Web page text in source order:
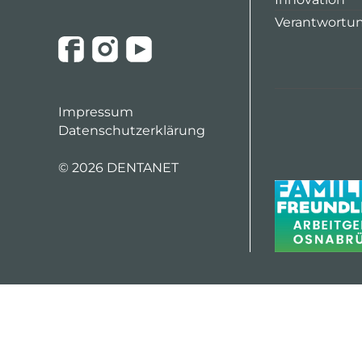
Impressum
Datenschutzerklärung
© 2026 DENTANET